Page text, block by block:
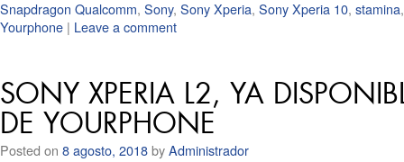
Snapdragon Qualcomm, Sony, Sony Xperia, Sony Xperia 10, stamina
Yourphone | Leave a comment
SONY XPERIA L2, YA
DE YOURPHONE
Posted on 8 agosto, 2018byAdministrador